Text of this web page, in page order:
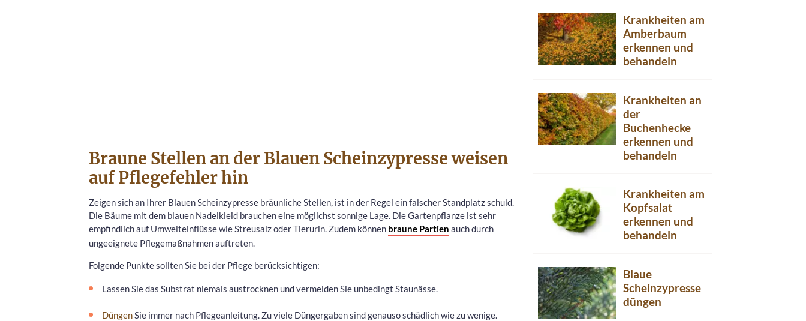
Braune Stellen an der Blauen Scheinzypresse weisen
auf Pflegefehler hin
Zeigen sich an Ihrer Blauen Scheinzypresse bräunliche Stellen, ist in der Regel ein falscher Standplatz schuld.
Die Bäume mit dem blauen Nadelkleid brauchen eine möglichst sonnige Lage. Die Gartenpflanze ist sehr
empfindlich auf Umwelteinflüsse wie Streusalz oder Tierurin. Zudem können braune Partien auch durch
ungeeignete Pflegemaßnahmen auftreten.
Folgende Punkte sollten Sie bei der Pflege berücksichtigen:
Lassen Sie das Substrat niemals austrocknen und vermeiden Sie unbedingt Staunässe.
DüngenSie immer nach Pflegeanleitung. Zu viele Düngergaben sind genauso schädlich wie zu wenige.
Krankheiten am
Amberbaum
erkennen und
behandeln
Krankheiten an
der
Buchenhecke
erkennen und
behandeln
Krankheiten am
Kopfsalat
erkennen und
behandeln
Blaue
Scheinzypresse
düngen